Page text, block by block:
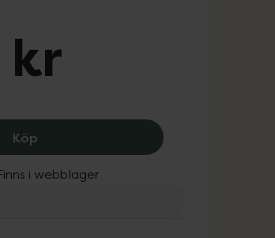
kr
Köp Plackers Gentle Brush Röd S (0,5
i webblager